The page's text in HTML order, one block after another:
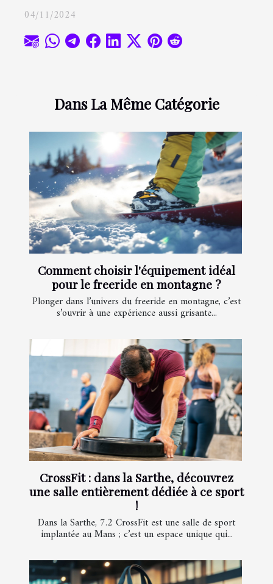
Dans La Même Catégorie
Comment choisir l'équipement idéal
pour le freeride en montagne ?
Plonger dans l’univers du freeride en montagne, c’est
s’ouvrir à une expérience aussi grisante...
CrossFit : dans la Sarthe, découvrez
une salle entièrement dédiée à ce sport
!
Dans la Sarthe, 7.2 CrossFit est une salle de sport
implantée au Mans ; c’est un espace unique qui...
04/11/2024